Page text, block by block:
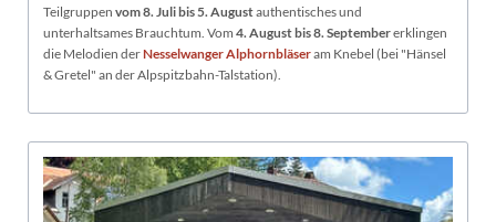
Teilgruppen vom 8. Juli bis 5. Augustauthentisches und
unterhaltsames Brauchtum. Vom 4. August bis 8. Septembererklingen
die Melodien derNesselwanger Alphornbläseram Knebel (bei "Hänsel
& Gretel" an der Alpspitzbahn-Talstation).